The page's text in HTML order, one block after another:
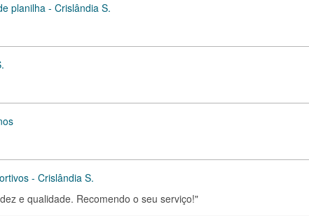
planilha - Crislândia S.
- Crislândia S.
e qualidade. Recomendo o seu serviço!"